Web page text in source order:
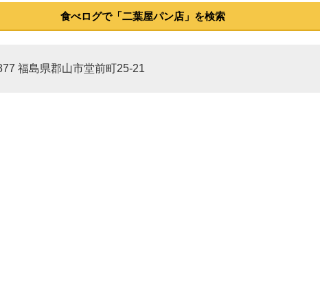
食べログで「二葉屋パン店」を検索
福島県郡山市堂前町25-21